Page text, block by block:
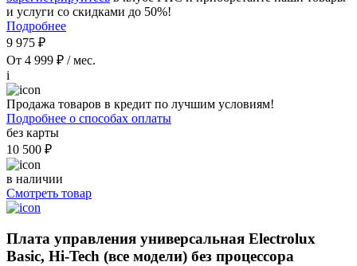
и услуги со скидками до 50%!
Подробнее
9 975 ₽
От 4 999 ₽ / мес.
i
Продажа товаров в кредит по лучшим условиям!
Подробнее о способах оплаты
без карты
10 500 ₽
в наличии
Смотреть товар
Плата управления универсальная Electrolux
Basic, Hi-Tech (все модели) без процессора